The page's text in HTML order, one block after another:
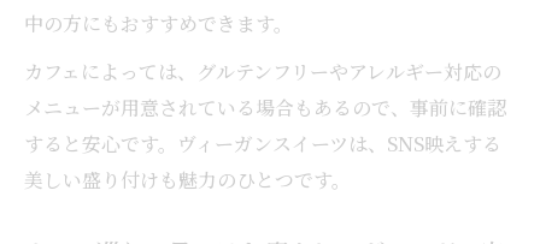
オーガニック食材を楽しめるカフェの探し
方
京都のカフェで味わう無農薬野菜ランチ体
験
カフェ選びで健康を意識したポイント解説
中の方にもおすすめできます。
カフェによっては、グルテンフリーやアレルギー対応の
メニューが用意されている場合もあるので、事前に確認
すると安心です。ヴィーガンスイーツは、SNS映えする
美しい盛り付けも魅力のひとつです。